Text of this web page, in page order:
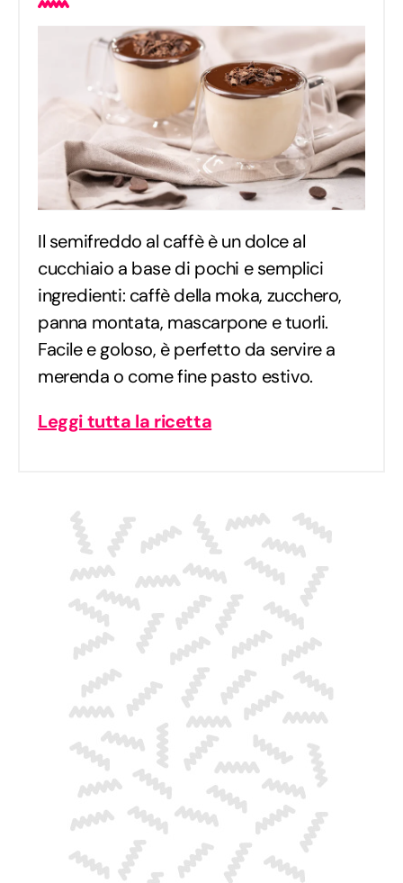
Il semifreddo al caffè è un dolce al
cucchiaio a base di pochi e semplici
ingredienti: caffè della moka, zucchero,
panna montata, mascarpone e tuorli.
Facile e goloso, è perfetto da servire a
merenda o come fine pasto estivo.
Leggi tutta la ricetta